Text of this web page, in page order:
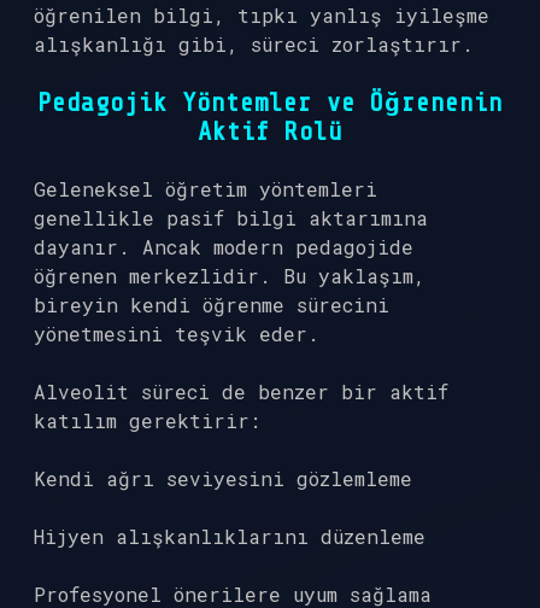
öğrenilen bilgi, tıpkı yanlış iyileşme
alışkanlığı gibi, süreci zorlaştırır.
Pedagojik Yöntemler ve Öğrenenin
Aktif Rolü
Geleneksel öğretim yöntemleri
genellikle pasif bilgi aktarımına
dayanır. Ancak modern pedagojide
öğrenen merkezlidir. Bu yaklaşım,
bireyin kendi öğrenme sürecini
yönetmesini teşvik eder.
Alveolit süreci de benzer bir aktif
katılım gerektirir:
Kendi ağrı seviyesini gözlemleme
Hijyen alışkanlıklarını düzenleme
Profesyonel önerilere uyum sağlama